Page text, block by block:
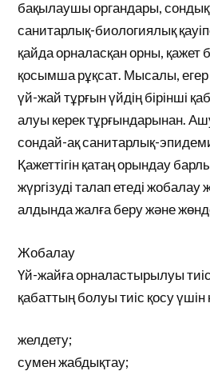
бақылаушы органдары,
санитарлық-биологиялық
қайда орналасқан орны, қажет
қосымша рұқсат. Мысалы, егер
үй-жай тұрғын үйдің бірінші
алуы керек тұрғындарынан.
сондай-ақ санитарлық-
Қажеттігін қатаң орындау
жүргізуді талап етеді
алдында жалға беру және
Жобалау
Үй-жайға орналастырылуы
қабаттың болуы тиіс қосу үшін
желдету;
сумен жабдықтау;